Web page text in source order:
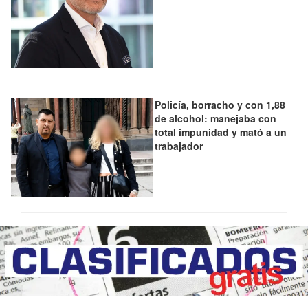
Policía, borracho y con 1,88
de alcohol: manejaba con
total impunidad y mató a un
trabajador